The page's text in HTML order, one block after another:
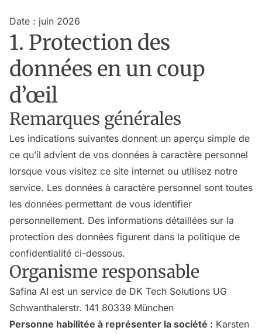
Date : juin 2026
1. Protection des
données en un coup
d’œil
Remarques générales
Les indications suivantes donnent un aperçu simple de
ce qu’il advient de vos données à caractère personnel
lorsque vous visitez ce site internet ou utilisez notre
service. Les données à caractère personnel sont toutes
les données permettant de vous identifier
personnellement. Des informations détaillées sur la
protection des données figurent dans la politique de
confidentialité ci-dessous.
Organisme responsable
Safina AI est un service de DK Tech Solutions UG
Schwanthalerstr. 141 80339 München
Personne habilitée à représenter la société : Karsten